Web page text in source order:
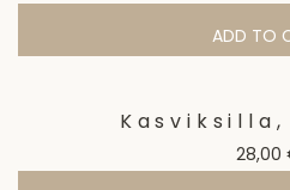
ADD TO
28,00